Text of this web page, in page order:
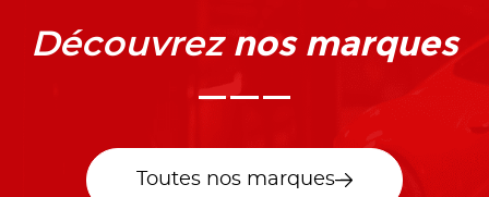
Découvrez nos marques
Toutes nos marques